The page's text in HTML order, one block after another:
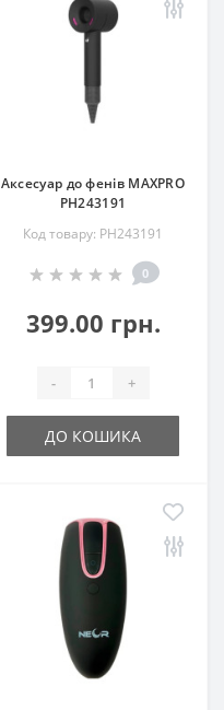
Аксесуар до фенів MAXPRO
РН243191
Код товару: РН243191
0
399.00 грн.
- +
ДО КОШИКА